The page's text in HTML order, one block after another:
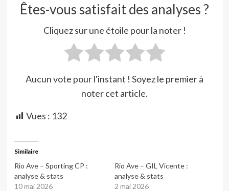
Êtes-vous satisfait des analyses ?
Cliquez sur une étoile pour la noter !
Aucun vote pour l'instant ! Soyez le premier à
noter cet article.
Vues : 132
Similaire
Rio Ave – Sporting CP :
analyse & stats
10 mai 2026
Rio Ave – GIL Vicente :
analyse & stats
2 mai 2026